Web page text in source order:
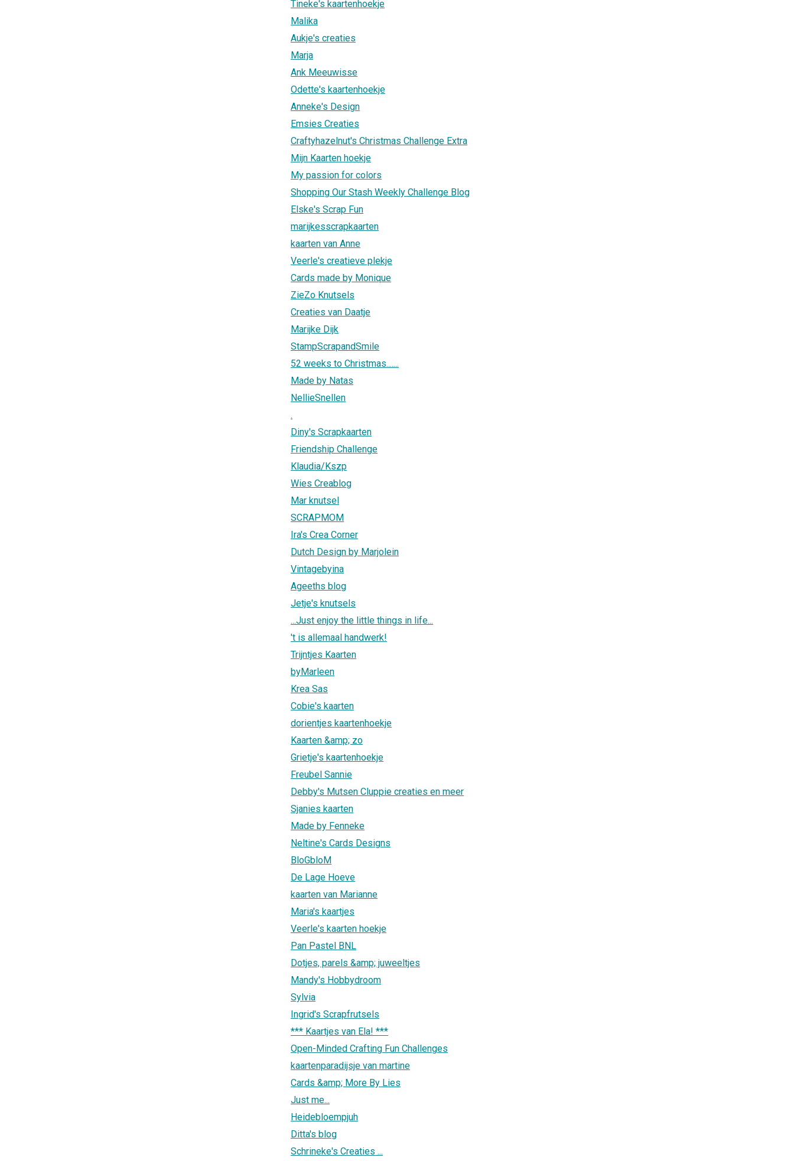
Tineke's kaartenhoekje
Malika
Aukje's creaties
Marja
Ank Meeuwisse
Odette's kaartenhoekje
Anneke's Design
Emsies Creaties
Craftyhazelnut's Christmas Challenge Extra
Mijn Kaarten hoekje
My passion for colors
Shopping Our Stash Weekly Challenge Blog
Elske's Scrap Fun
marijkesscrapkaarten
kaarten van Anne
Veerle's creatieve plekje
Cards made by Monique
ZieZo Knutsels
Creaties van Daatje
Marijke Dijk
StampScrapandSmile
52 weeks to Christmas.......
Made by Natas
NellieSnellen
.
Diny's Scrapkaarten
Friendship Challenge
Klaudia/Kszp
Wies Creablog
Mar knutsel
SCRAPMOM
Ira's Crea Corner
Dutch Design by Marjolein
Vintagebyina
Ageeths blog
Jetje's knutsels
...Just enjoy the little things in life...
't is allemaal handwerk!
Trijntjes Kaarten
byMarleen
Krea Sas
Cobie's kaarten
dorientjes kaartenhoekje
Kaarten &amp; zo
Grietje's kaartenhoekje
Freubel Sannie
Debby's Mutsen Cluppie creaties en meer
Sjanies kaarten
Made by Fenneke
Neltine's Cards Designs
BloGbloM
De Lage Hoeve
kaarten van Marianne
Maria's kaartjes
Veerle's kaarten hoekje
Pan Pastel BNL
Dotjes, parels &amp; juweeltjes
Mandy's Hobbydroom
Sylvia
Ingrid's Scrapfrutsels
*** Kaartjes van Ela! ***
Open-Minded Crafting Fun Challenges
kaartenparadijsje van martine
Cards &amp; More By Lies
Just me...
Heidebloempjuh
Ditta's blog
Schrineke's Creaties ...